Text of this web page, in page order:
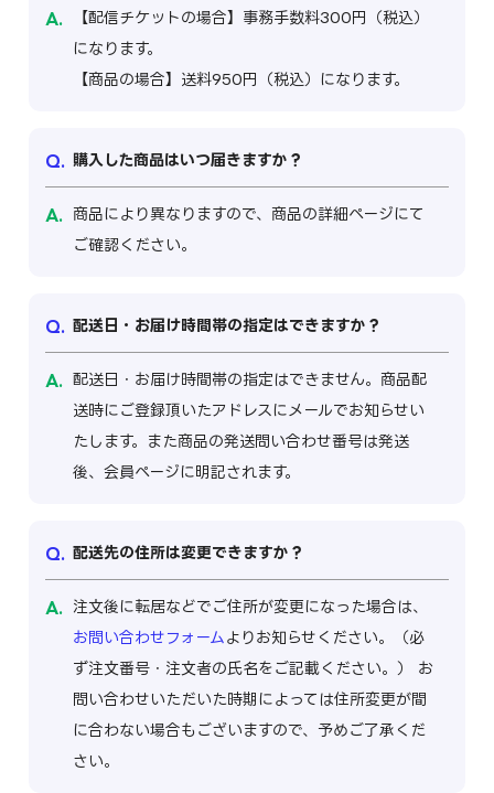
【配信チケットの場合】事務手数料300円（税込）
になります。
【商品の場合】送料950円（税込）になります。
購入した商品はいつ届きますか？
商品により異なりますので、商品の詳細ページにて
ご確認ください。
配送日・お届け時間帯の指定はできますか？
配送日・お届け時間帯の指定はできません。商品配
送時にご登録頂いたアドレスにメールでお知らせい
たします。また商品の発送問い合わせ番号は発送
後、会員ページに明記されます。
配送先の住所は変更できますか？
注文後に転居などでご住所が変更になった場合は、
お問い合わせフォーム よりお知らせください。（必
ず注文番号・注文者の氏名をご記載ください。） お
問い合わせいただいた時期によっては住所変更が間
に合わない場合もございますので、予めご了承くだ
さい。